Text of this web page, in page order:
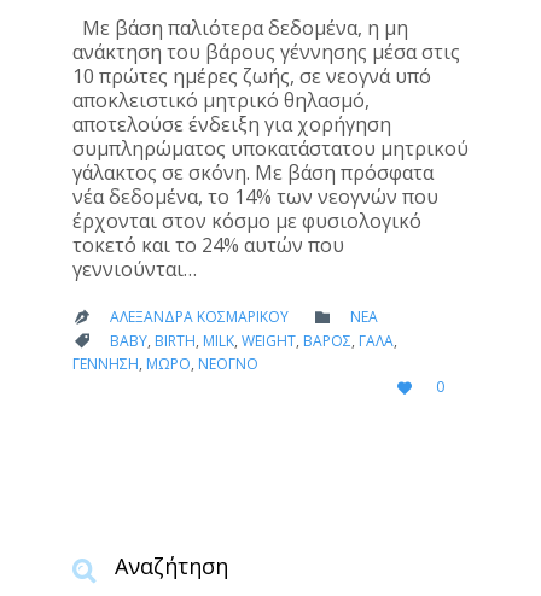
Με βάση παλιότερα δεδομένα, η μη
ανάκτηση του βάρους γέννησης μέσα στις
10 πρώτες ημέρες ζωής, σε νεογνά υπό
αποκλειστικό μητρικό θηλασμό,
αποτελούσε ένδειξη για χορήγηση
συμπληρώματος υποκατάστατου μητρικού
γάλακτος σε σκόνη. Με βάση πρόσφατα
νέα δεδομένα, το 14% των νεογνών που
έρχονται στον κόσμο με φυσιολογικό
τοκετό και το 24% αυτών που
γεννιούνται…
 ΑΛΕΞΆΝΔΡΑ ΚΟΣΜΑΡΊΚΟΥ  CATEGORY
ΝΈΑ
 CATEGORY
BABY, BIRTH, MILK, WEIGHT, ΒΆΡΟΣ, ΓΆΛΑ,
ΓΈΝΝΗΣΗ, ΜΩΡΌ, ΝΕΟΓΝΌ

LOVE
IT
0
 Αναζήτηση